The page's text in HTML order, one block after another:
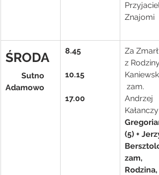
Znajomi
ŚRODA
Sutno
Adamowo
8.45
10.15
17.00
Za
z Rodziny
zam.
Andrzej
(5) + Jerzy
zam,
Rodzina,